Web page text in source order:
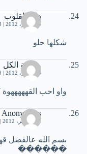
دانة القلوب
4 سبتمبر، 2012 | 5:33 م
شكلها حلو
معجبة الكل
5 سبتمبر، 2012 | 3:10 ص
واو احب القهههههوة
Anonymous
11 سبتمبر، 2012 | 12:49 ص
بسم الله عالفضل
������